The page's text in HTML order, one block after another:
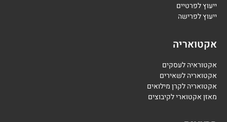
ייעוץ לפרטיים
ייעוץ לפרישה
אקטואריה
אקטוראיה לעסקים
אקטואריה לשאירים
אקטואריה לקרן מילואים
מאזן אקטוארי לקיבוצים